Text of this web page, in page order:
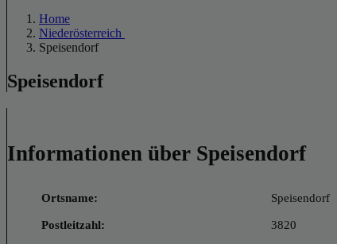
Home
Niederösterreich
Speisendorf
Speisendorf
Informationen über Speisendorf
Ortsname: Speisendorf
Postleitzahl: 3820